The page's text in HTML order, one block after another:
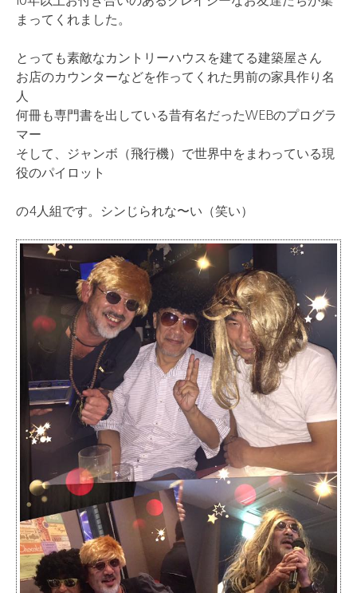
まってくれました。
とっても素敵なカントリーハウスを建てる建築屋さん
お店のカウンターなどを作ってくれた男前の家具作り名
人
何冊も専門書を出している昔有名だったWEBのプログラ
マー
そして、ジャンボ（飛行機）で世界中をまわっている現
役のパイロット
の4人組です。シンじられな〜い（笑い）